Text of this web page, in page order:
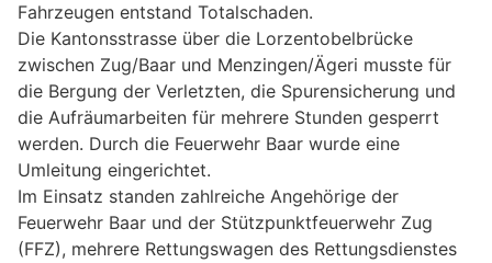
Fahrzeugen entstand Totalschaden.
Die Kantonsstrasse über die Lorzentobelbrücke
zwischen Zug/Baar und Menzingen/Ägeri musste für
die Bergung der Verletzten, die Spurensicherung und
die Aufräumarbeiten für mehrere Stunden gesperrt
werden. Durch die Feuerwehr Baar wurde eine
Umleitung eingerichtet.
Im Einsatz standen zahlreiche Angehörige der
Feuerwehr Baar und der Stützpunktfeuerwehr Zug
(FFZ), mehrere Rettungswagen des Rettungsdienstes